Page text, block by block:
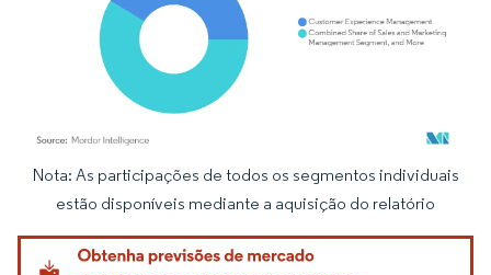
Imagem © Mordor Intelligence. O reuso requer atribuição conforme CC BY 4.0.
Nota: As participações de todos os segmentos individuais
estão disponíveis mediante a aquisição do relatório